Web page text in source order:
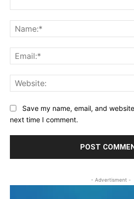
Save my name, email, and
next time I comment.
- Advertisment -